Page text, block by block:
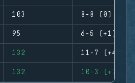
103 8-8 (0)
95 6-5 (+1)
132 11-7 (+4)
132 10-3 (+7)